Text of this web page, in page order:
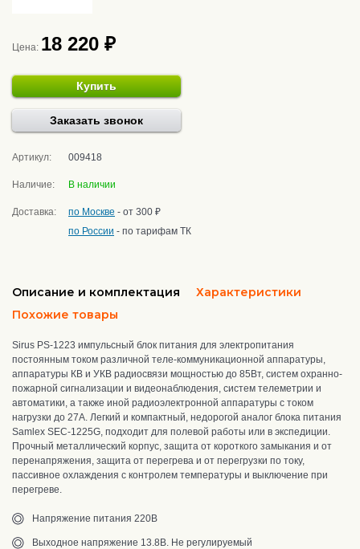
Цена: 18 220 ₽
Купить
Заказать звонок
Артикул: 009418
Наличие: В наличии
Доставка: по Москве - от 300 ₽
по России - по тарифам ТК
Описание и комплектация
Характеристики
Похожие товары
Sirus PS-1223 импульсный блок питания для электропитания
постоянным током различной теле-коммуникационной аппаратуры,
аппаратуры КВ и УКВ радиосвязи мощностью до 85Вт, систем охранно-
пожарной сигнализации и видеонаблюдения, систем телеметрии и
автоматики, а также иной радиоэлектронной аппаратуры с током
нагрузки до 27А. Легкий и компактный, недорогой аналог блока питания
Samlex SEC-1225G, подходит для полевой работы или в экспедиции.
Прочный металлический корпус, защита от короткого замыкания и от
перенапряжения, защита от перегрева и от перегрузки по току,
пассивное охлаждения с контролем температуры и выключение при
перегреве.
Напряжение питания 220В
Выходное напряжение 13.8В. Не регулируемый